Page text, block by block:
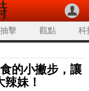
抽擊 觀點 科
的小撇步，讓
妹！